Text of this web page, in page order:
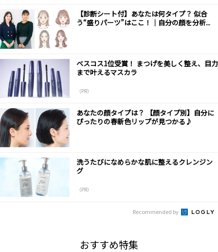
【診断シート付】あなたは何タイプ？ 似合
う“盛りパーツ”はここ！｜自分の顔を分析...
ベスコス1位受賞！ まつげを美しく整え、目力
まで叶えるマスカラ
（PR）
あなたの顔タイプは？ 【顔タイプ別】自分に
ぴったりの春新色リップが見つかる♪
洗うたびになめらかな肌に整えるクレンジン
グ
（PR）
Recommended by
おすすめ特集